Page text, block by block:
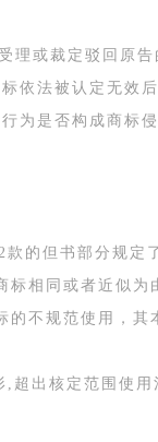
理或裁定驳回原
依法被认定无效
为是否构成商标侵
的但书部分规定
相同或者近似为
不规范使用，其
出核定范围使用